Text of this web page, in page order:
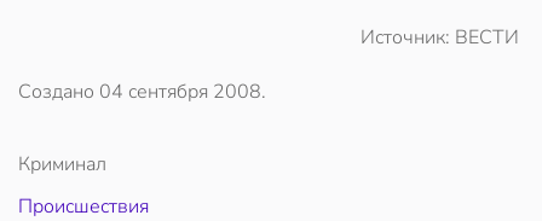
Источник: ВЕСТИ
Создано 04 сентября 2008.
Криминал
Происшествия